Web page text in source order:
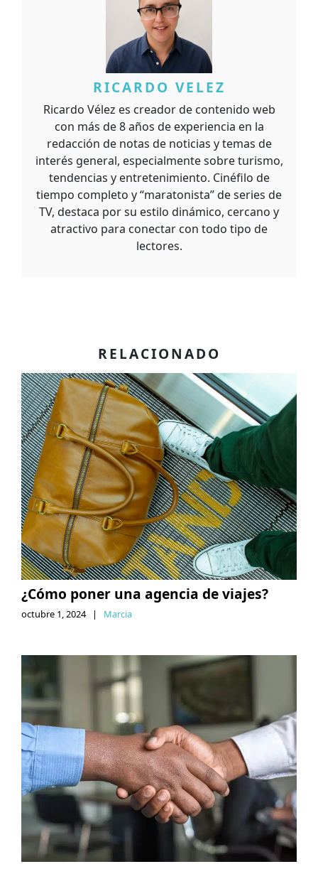
RICARDO VELEZ
Ricardo Vélez es creador de contenido web
con más de 8 años de experiencia en la
redacción de notas de noticias y temas de
interés general, especialmente sobre turismo,
tendencias y entretenimiento. Cinéfilo de
tiempo completo y “maratonista” de series de
TV, destaca por su estilo dinámico, cercano y
atractivo para conectar con todo tipo de
lectores.
RELACIONADO
¿Cómo poner una agencia de viajes?
octubre 1, 2024 | Marcia